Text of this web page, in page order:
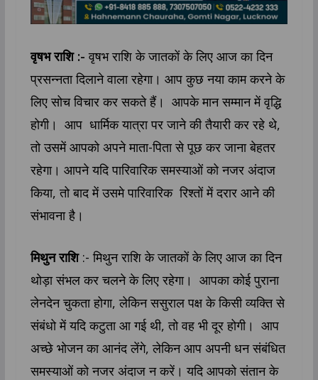
वृषभ राशि :- वृषभ राशि के जातकों के लिए आज का दिन
प्रसन्नता दिलाने वाला रहेगा। आप कुछ नया काम करने के
लिए सोच विचार कर सकते हैं। आपके मान सम्मान में वृद्धि
होगी। आप धार्मिक यात्रा पर जाने की तैयारी कर रहे थे,
तो उसमें आपको अपने माता-पिता से पूछ कर जाना बेहतर
रहेगा। आपने यदि पारिवारिक समस्याओं को नजर अंदाज
किया, तो बाद में उसमे पारिवारिक रिश्तों में दरार आने की
संभावना है।
मिथुन राशि:- मिथुन राशि के जातकों के लिए आज का दिन
थोड़ा संभल कर चलने के लिए रहेगा। आपका कोई पुराना
लेनदेन चुकता होगा, लेकिन ससुराल पक्ष के किसी व्यक्ति से
संबंधो में यदि कटुता आ गई थी, तो वह भी दूर होगी। आप
अच्छे भोजन का आनंद लेंगे, लेकिन आप अपनी धन संबंधित
समस्याओं को नजर अंदाज न करें। यदि आपको संतान के